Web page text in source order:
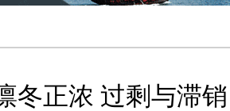
冬正浓 过剩与滞销